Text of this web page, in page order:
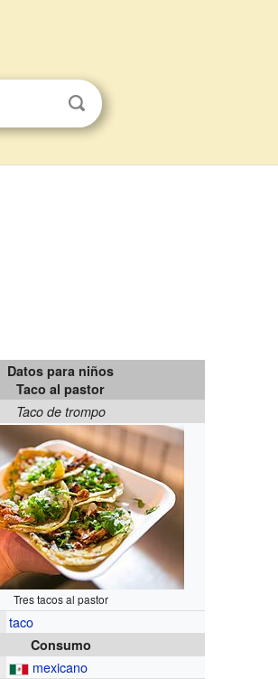
Datos para niños
Taco al pastor
Taco de trompo
Tres tacos al pastor
taco
Consumo
mexicano